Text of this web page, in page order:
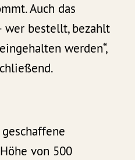
Auch das
wer bestellt, bezahlt
werden“,
von 500